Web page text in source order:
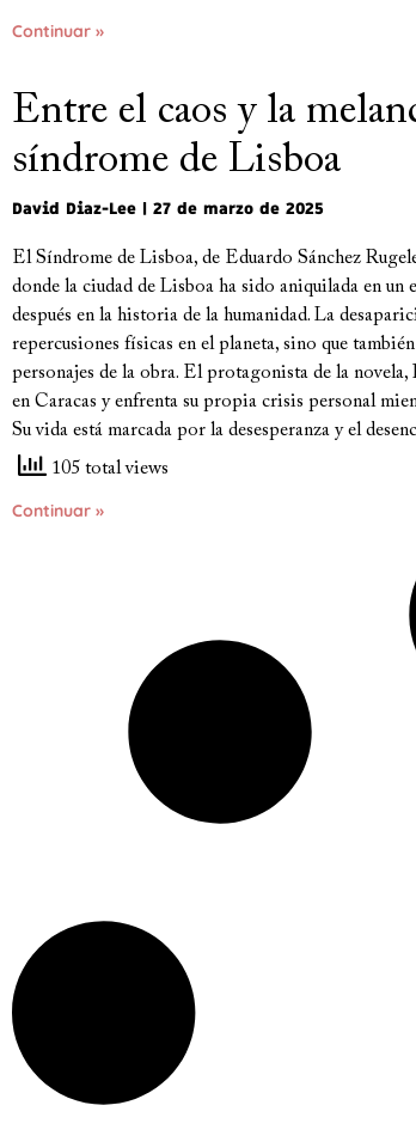
Continuar »
Entre el caos y la
síndrome de Lisboa
David Diaz-Lee 27 de marzo de 2025
El Síndrome de Lisboa, de Eduardo Sánchez
donde la ciudad de Lisboa ha sido aniquilada en un
después en la historia de la humanidad. La
repercusiones físicas en el planeta, sino que
personajes de la obra. El protagonista de la
en Caracas y enfrenta su propia crisis personal
Su vida está marcada por la desesperanza y el
105 total views
Continuar »